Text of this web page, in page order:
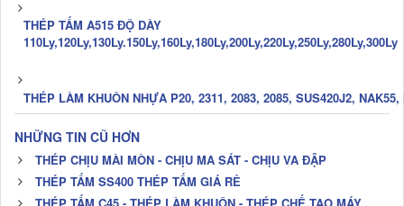
THÉP TẤM A515 ĐỘ DÀY
110Ly,120Ly,130Ly.150Ly,160Ly,180Ly,200Ly,220Ly,250Ly,280Ly,300Ly
THÉP LÀM KHUÔN NHỰA P20, 2311, 2083, 2085, SUS420J2, NAK55,
NHỮNG TIN CŨ HƠN
THÉP CHỊU MÀI MÒN - CHỊU MA SÁT - CHỊU VA ĐẬP
THÉP TẤM SS400 THÉP TẤM GIÁ RẺ